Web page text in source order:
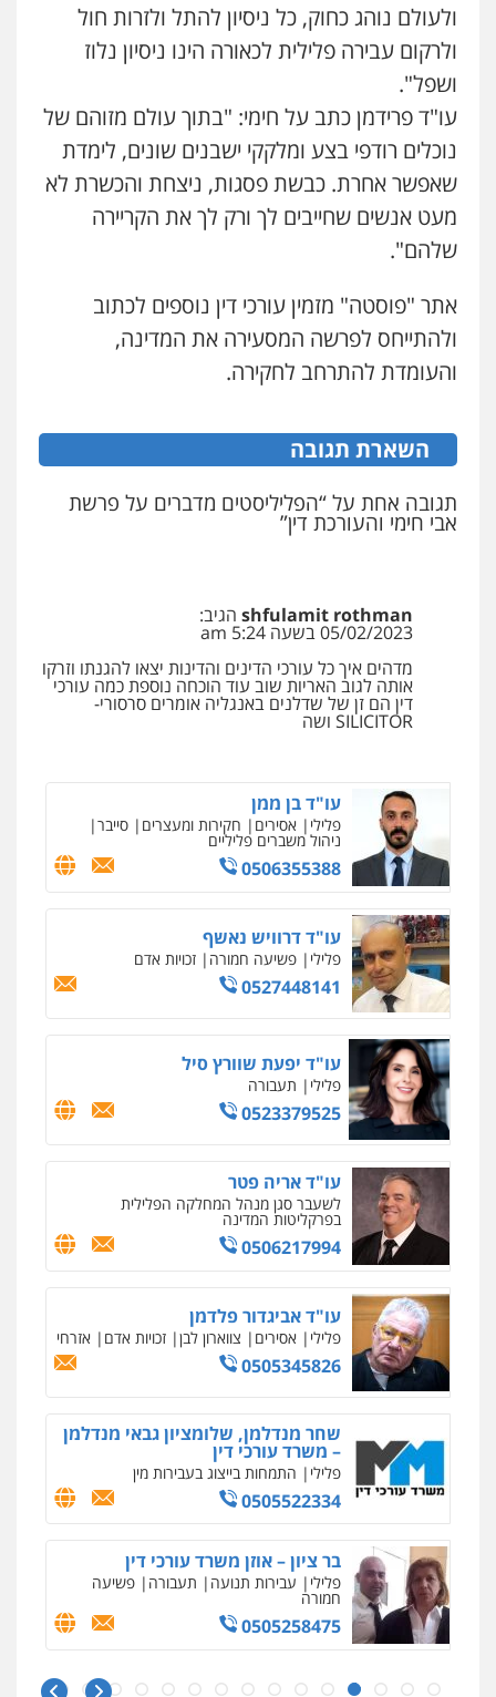
ולעולם נוהג כחוק, כל ניסיון להתל ולזרות חול
ולרקום עבירה פלילית לכאורה הינו ניסיון נלוז
ושפל".
עו"ד פרידמן כתב על חימי: "בתוך עולם מזוהם של
נוכלים רודפי בצע ומלקקי ישבנים שונים, לימדת
שאפשר אחרת. כבשת פסגות, ניצחת והכשרת לא
מעט אנשים שחייבים לך ורק לך את הקריירה
שלהם".
אתר "פוסטה" מזמין עורכי דין נוספים לכתוב
ולהתייחס לפרשה המסעירה את המדינה,
והעומדת להתרחב לחקירה.
השארת תגובה
תגובה אחת על “הפליליסטים מדברים על פרשת
אבי חימי והעורכת דין”
shfulamit rothman הגיב:
05/02/2023 בשעה 5:24 am
מדהים איך כל עורכי הדינים והדינות יצאו להגנתו וזרקו
אותה לגוב האריות שוב עוד הוכחה נוספת כמה עורכי
דין הם זן של שדלנים באנגליה אומרים סרסורי-
SILICITOR ושה
עו"ד נעם שביט
הלבנת הון
0506216048
עו"ד רונן בנדל
פשיעה חמורה
0524282442
עו"ד פיני פישלר
פלילי תעבורה מח"ש אזרחי כלכלי
0505234000
פלילי צווארון לבן
בינלאומי הליכי הסגרה
0505430819
מצגר ושות', חברת עורכי דין
נדל"ן / עסקים משפחה תעבורה כלכלי
הוצאה לפועל
עו"ד בן ממן
פלילי אסירים חקירות ומעצרים סייבר
ניהול משברים פליליים
0506355388
עו"ד דרוויש נאשף
פלילי פשיעה חמורה זכויות אדם
0527448141
עו"ד יפעת שוורץ סיל
פלילי תעבורה
0523379525
עו"ד אריה פטר
לשעבר סגן מנהל המחלקה הפלילית
בפרקליטות המדינה
0506217994
עו"ד אביגדור פלדמן
פלילי אסירים צווארון לבן זכויות אדם אזרחי
0505345826
שחר מנדלמן, שלומציון גבאי מנדלמן
– משרד עורכי דין
פלילי התמחות בייצוג בעבירות מין
0505522334
בר ציון – אוזן משרד עורכי דין
פלילי עבירות תנועה תעבורה פשיעה
חמורה
0505258475
עו"ד יניב זוסמן
דין
0504578527
רונן הלל – מוניטין
שליליים
שירותים מקצועיים לעורכי דין
0522508109
אחסון אתרים
מקצועיים לעורכי דין
מרכז התחלה חדשה
לעורכי דין
0544500346
מאיה בלום, עו"ס, טיפול ושיקום
לעורכי דין
0504062539
עו"ד ד"ר אבי שקד
עבירות כלכליות הלבנת הון
עבירות פליליות
0544385337
איתי חקירות – שירותים לעורכי דין
אישות
איתורים
0537865001
ניר קידר – צלם
שירותים מקצועיים לעורכי
דין